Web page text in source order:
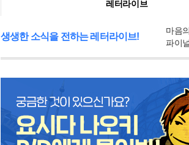
레터라이브
생생한 소식을 전하는 레터라이브!
마음
파이